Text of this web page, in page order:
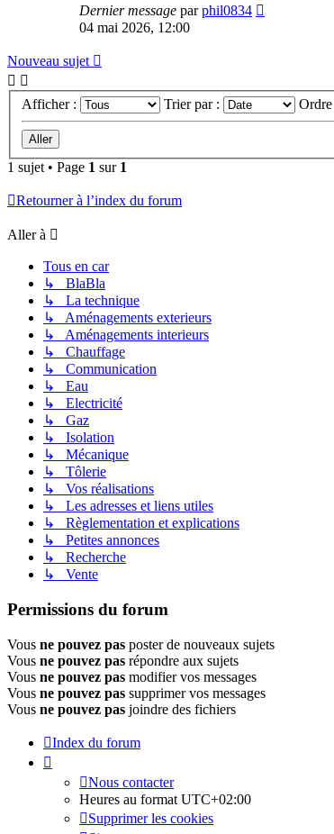
Dernier message parphil0834
04 mai 2026, 12:00
Nouveau sujet
Afficher : Trier par : Ordre
1 sujet • Page 1 sur 1
Retourner à l’index du forum
Aller à
Tous en car
↳ BlaBla
↳ La technique
↳ Aménagements exterieurs
↳ Aménagements interieurs
↳ Chauffage
↳ Communication
↳ Eau
↳ Electricité
↳ Gaz
↳ Isolation
↳ Mécanique
↳ Tôlerie
↳ Vos réalisations
↳ Les adresses et liens utiles
↳ Règlementation et explications
↳ Petites annonces
↳ Recherche
↳ Vente
Permissions du forum
Vous ne pouvez pas poster de nouveaux sujets
Vous ne pouvez pas répondre aux sujets
Vous ne pouvez pas modifier vos messages
Vous ne pouvez pas supprimer vos messages
Vous ne pouvez pas joindre des fichiers
Index du forum
Nous contacter
Heures au format UTC+02:00
Supprimer les cookies